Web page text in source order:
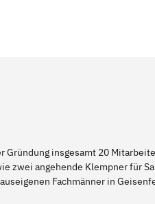
insgesamt 20
zwei angehende Klempner für
Fachmänner in